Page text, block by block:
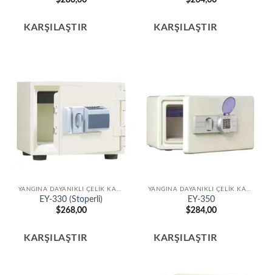
KARŞILAŞTIR KARŞILAŞTIR
EY-330 (Stoperli)
$268,00
KARŞILAŞTIR
EY-350
$284,00
KARŞILAŞTIR